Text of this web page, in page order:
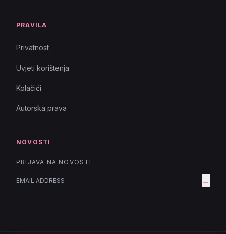
PRAVILA
Privatnost
Uvjeti korištenja
Kolačići
Autorska prava
NOVOSTI
PRIJAVA NA NOVOSTI
→